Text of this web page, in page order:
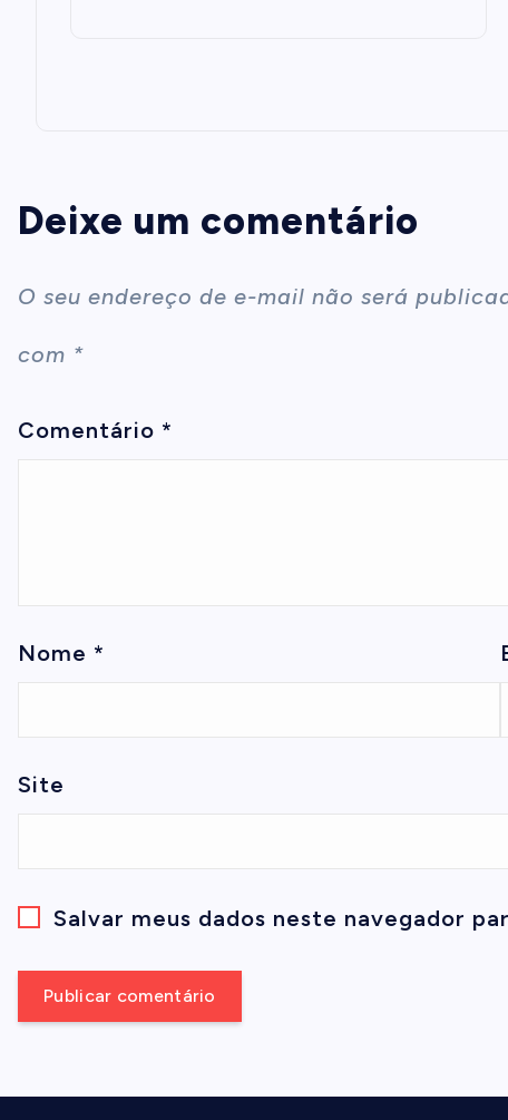
Deixe um comentário
O seu endereço de e-mail não será
com *
Comentário *
Nome *
Site
Salvar meus dados neste navegador